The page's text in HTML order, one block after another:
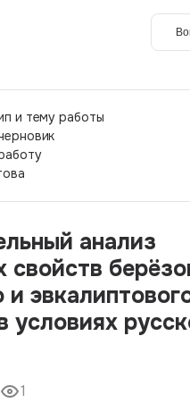
и тему работы
анализ
свойств
и
условиях
1